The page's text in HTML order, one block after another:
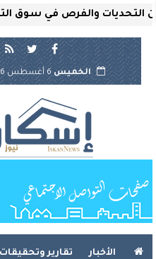
والفرص في سوق التطوير
الخميس 6 أغسطس 2026
الأخبار تقارير وتحقيقات